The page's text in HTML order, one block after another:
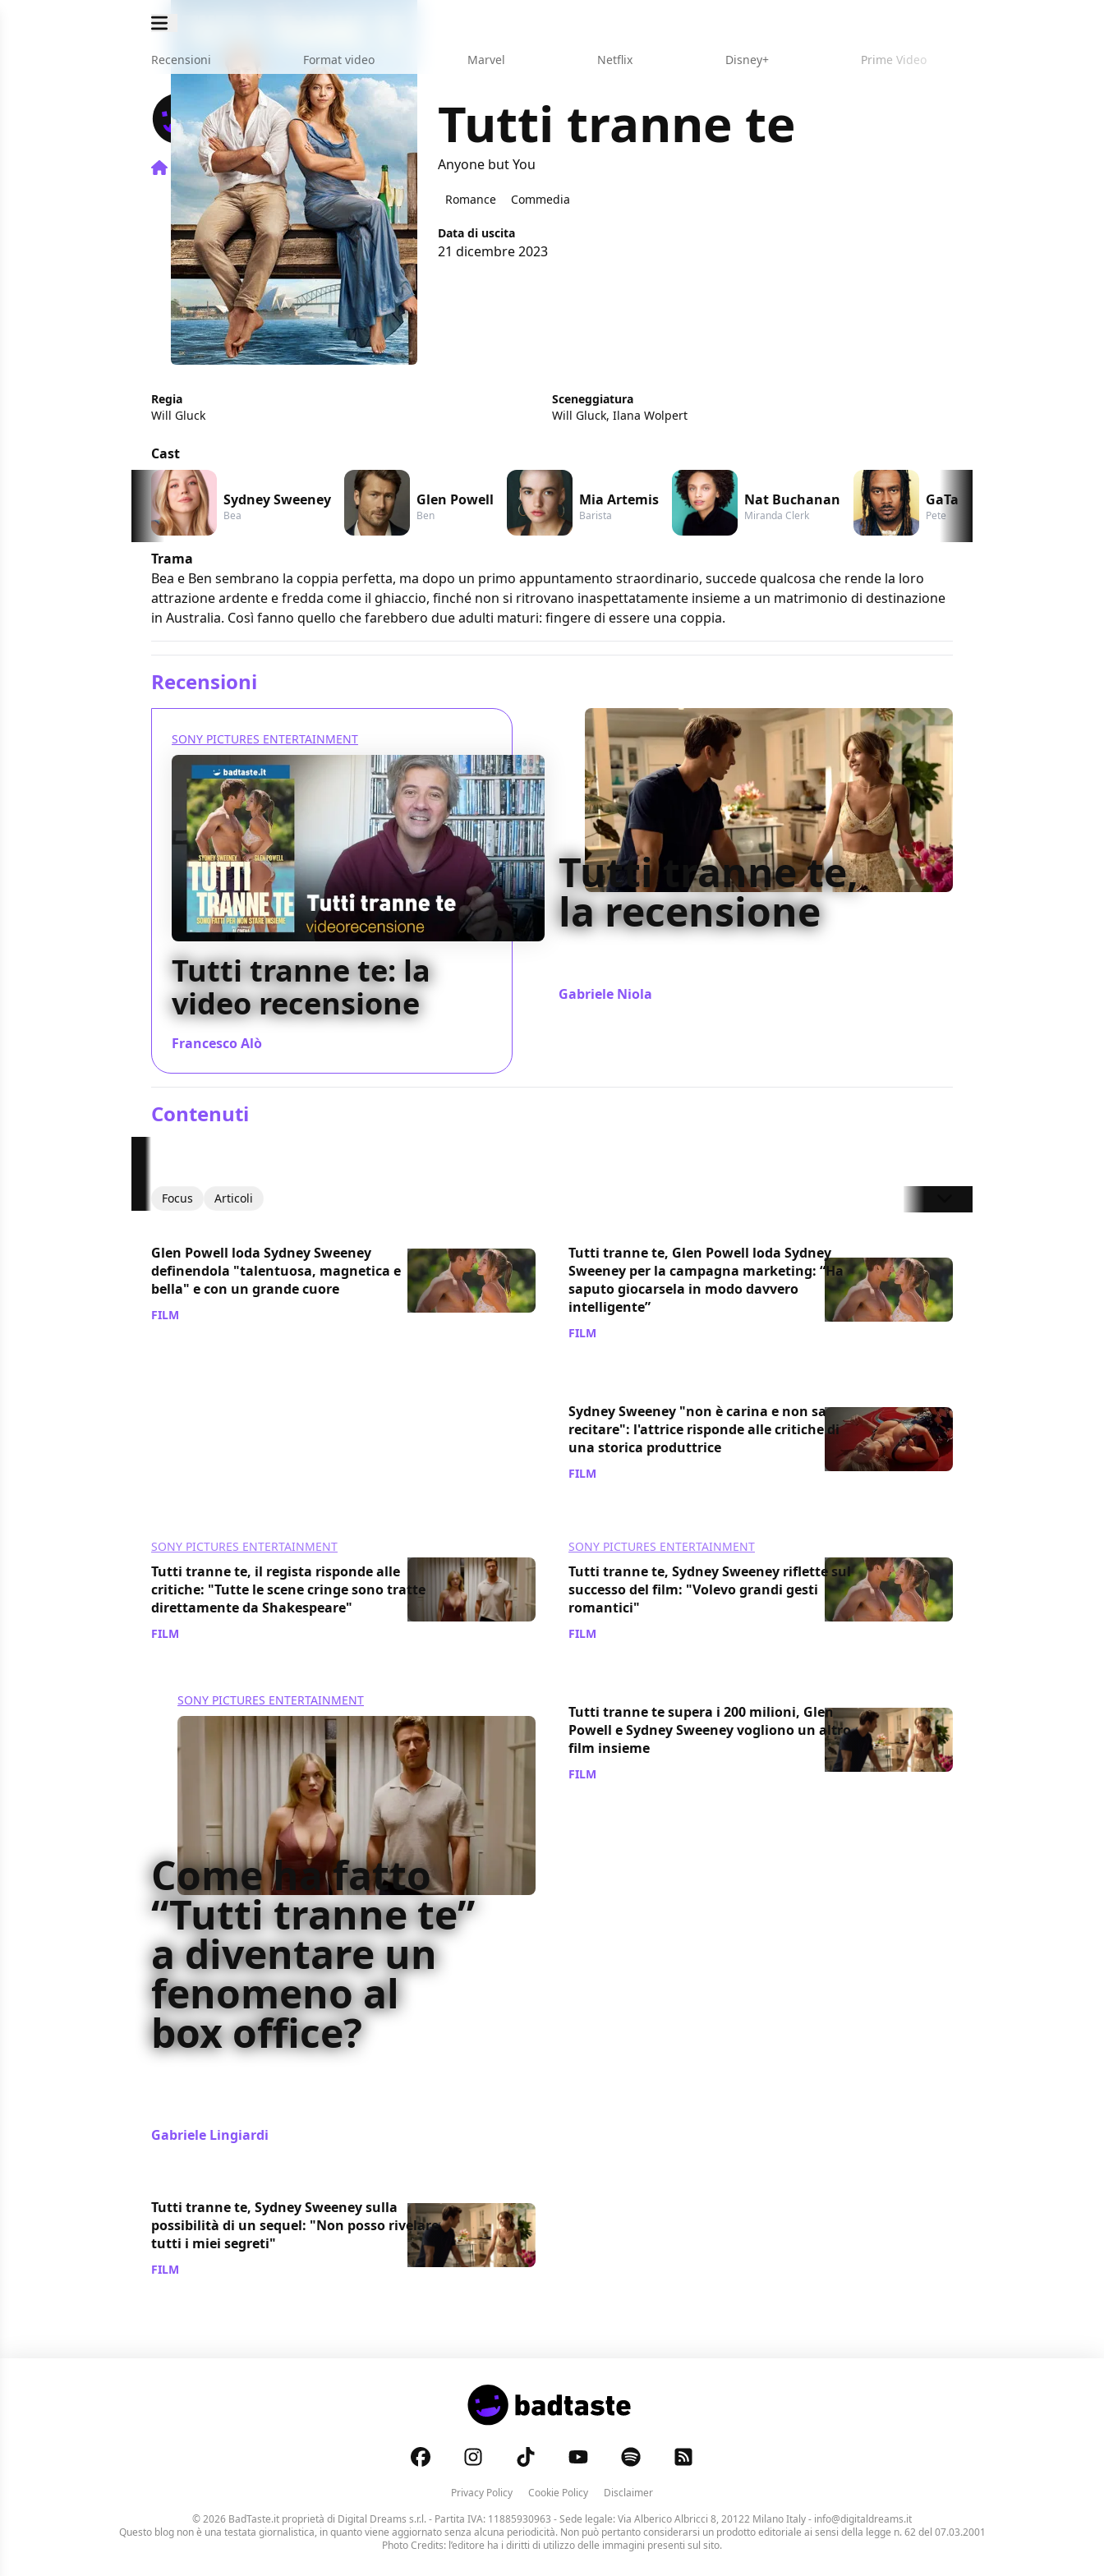
Recensioni Format video Marvel Netflix Disney+ Prime Video
Home Film Tutti tranne te
Tutti tranne te
Anyone but You
Romance Commedia
Data di uscita
21 dicembre 2023
Regia
Will Gluck
Sceneggiatura
Will Gluck, Ilana Wolpert
Cast
Sydney Sweeney
Bea
Glen Powell
Ben
Mia Artemis
Barista
Nat Buchanan
Miranda Clerk
GaTa
Pete
Trama
Bea e Ben sembrano la coppia perfetta, ma dopo un primo appuntamento straordinario, succede qualcosa che rende la loro
attrazione ardente e fredda come il ghiaccio, finché non si ritrovano inaspettatamente insieme a un matrimonio di destinazione
in Australia. Così fanno quello che farebbero due adulti maturi: fingere di essere una coppia.
Recensioni
SONY PICTURES ENTERTAINMENT
Tutti tranne te: la
video recensione
Francesco Alò
Tutti tranne te,
la recensione
Gabriele Niola
Contenuti
Focus Articoli
Glen Powell loda Sydney Sweeney
definendola "talentuosa, magnetica e
bella" e con un grande cuore
FILM
Tutti tranne te, Glen Powell loda Sydney
Sweeney per la campagna marketing: “Ha
saputo giocarsela in modo davvero
intelligente”
FILM
Sydney Sweeney "non è carina e non sa
recitare": l'attrice risponde alle critiche di
una storica produttrice
FILM
SONY PICTURES ENTERTAINMENT
Tutti tranne te, il regista risponde alle
critiche: "Tutte le scene cringe sono tratte
direttamente da Shakespeare"
FILM
SONY PICTURES ENTERTAINMENT
Tutti tranne te, Sydney Sweeney riflette sul
successo del film: "Volevo grandi gesti
romantici"
FILM
SONY PICTURES ENTERTAINMENT
Come ha fatto
“Tutti tranne te”
a diventare un
fenomeno al
box office?
Gabriele Lingiardi
Tutti tranne te supera i 200 milioni, Glen
Powell e Sydney Sweeney vogliono un altro
film insieme
FILM
Tutti tranne te, Sydney Sweeney sulla
possibilità di un sequel: "Non posso rivelare
tutti i miei segreti"
FILM
Privacy Policy Cookie Policy
Disclaimer
© 2026 BadTaste.it proprietà di Digital Dreams s.r.l.- Partita IVA: 11885930963 - Sede legale: Via Alberico Albricci 8, 20122 Milano Italy - info@digitaldreams.it
Questo blog non è una testata giornalistica, in quanto viene aggiornato senza alcuna periodicità. Non può pertanto considerarsi un prodotto editoriale ai sensi della legge n. 62 del 07.03.2001
Photo Credits: l’editore ha i diritti di utilizzo delle immagini presenti sul sito.